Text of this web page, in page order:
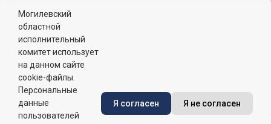
Телефон горячей
линии:
8 (0222) 71-32-55
График работы:
пн-пт: 8.00 - 17.00, сб-вс: выходной,
обеденный перерыв: 13:00 - 14:00
Сайт зарегистрирован в Государственном регистре
информационных ресурсов Республики Беларусь. №
Могилевский
областной
исполнительный
комитет использует
на данном сайте
cookie-файлы.
Персональные
данные
пользователей
Я согласен Я не согласен